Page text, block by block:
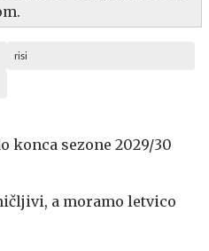
risi
konca sezone 2029/30
a moramo letvico